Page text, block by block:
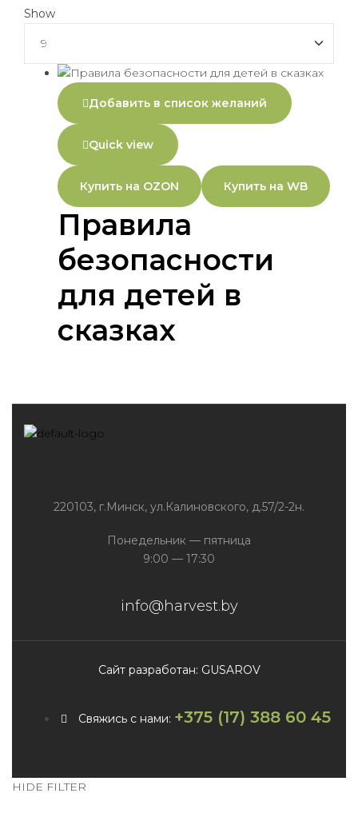
Show
Добавить в список желаний
Quick view
Купить на OZON Купить на WB
Правила
безопасности
для детей в
сказках
220103, г.Минск, ул.Калиновского, д.57/2-2н.
Понедельник — пятница
9:00 — 17:30
info@harvest.by
Сайт разработан: GUSAROV
Свяжись с нами: +375 (17) 388 60 45
HIDE FILTER